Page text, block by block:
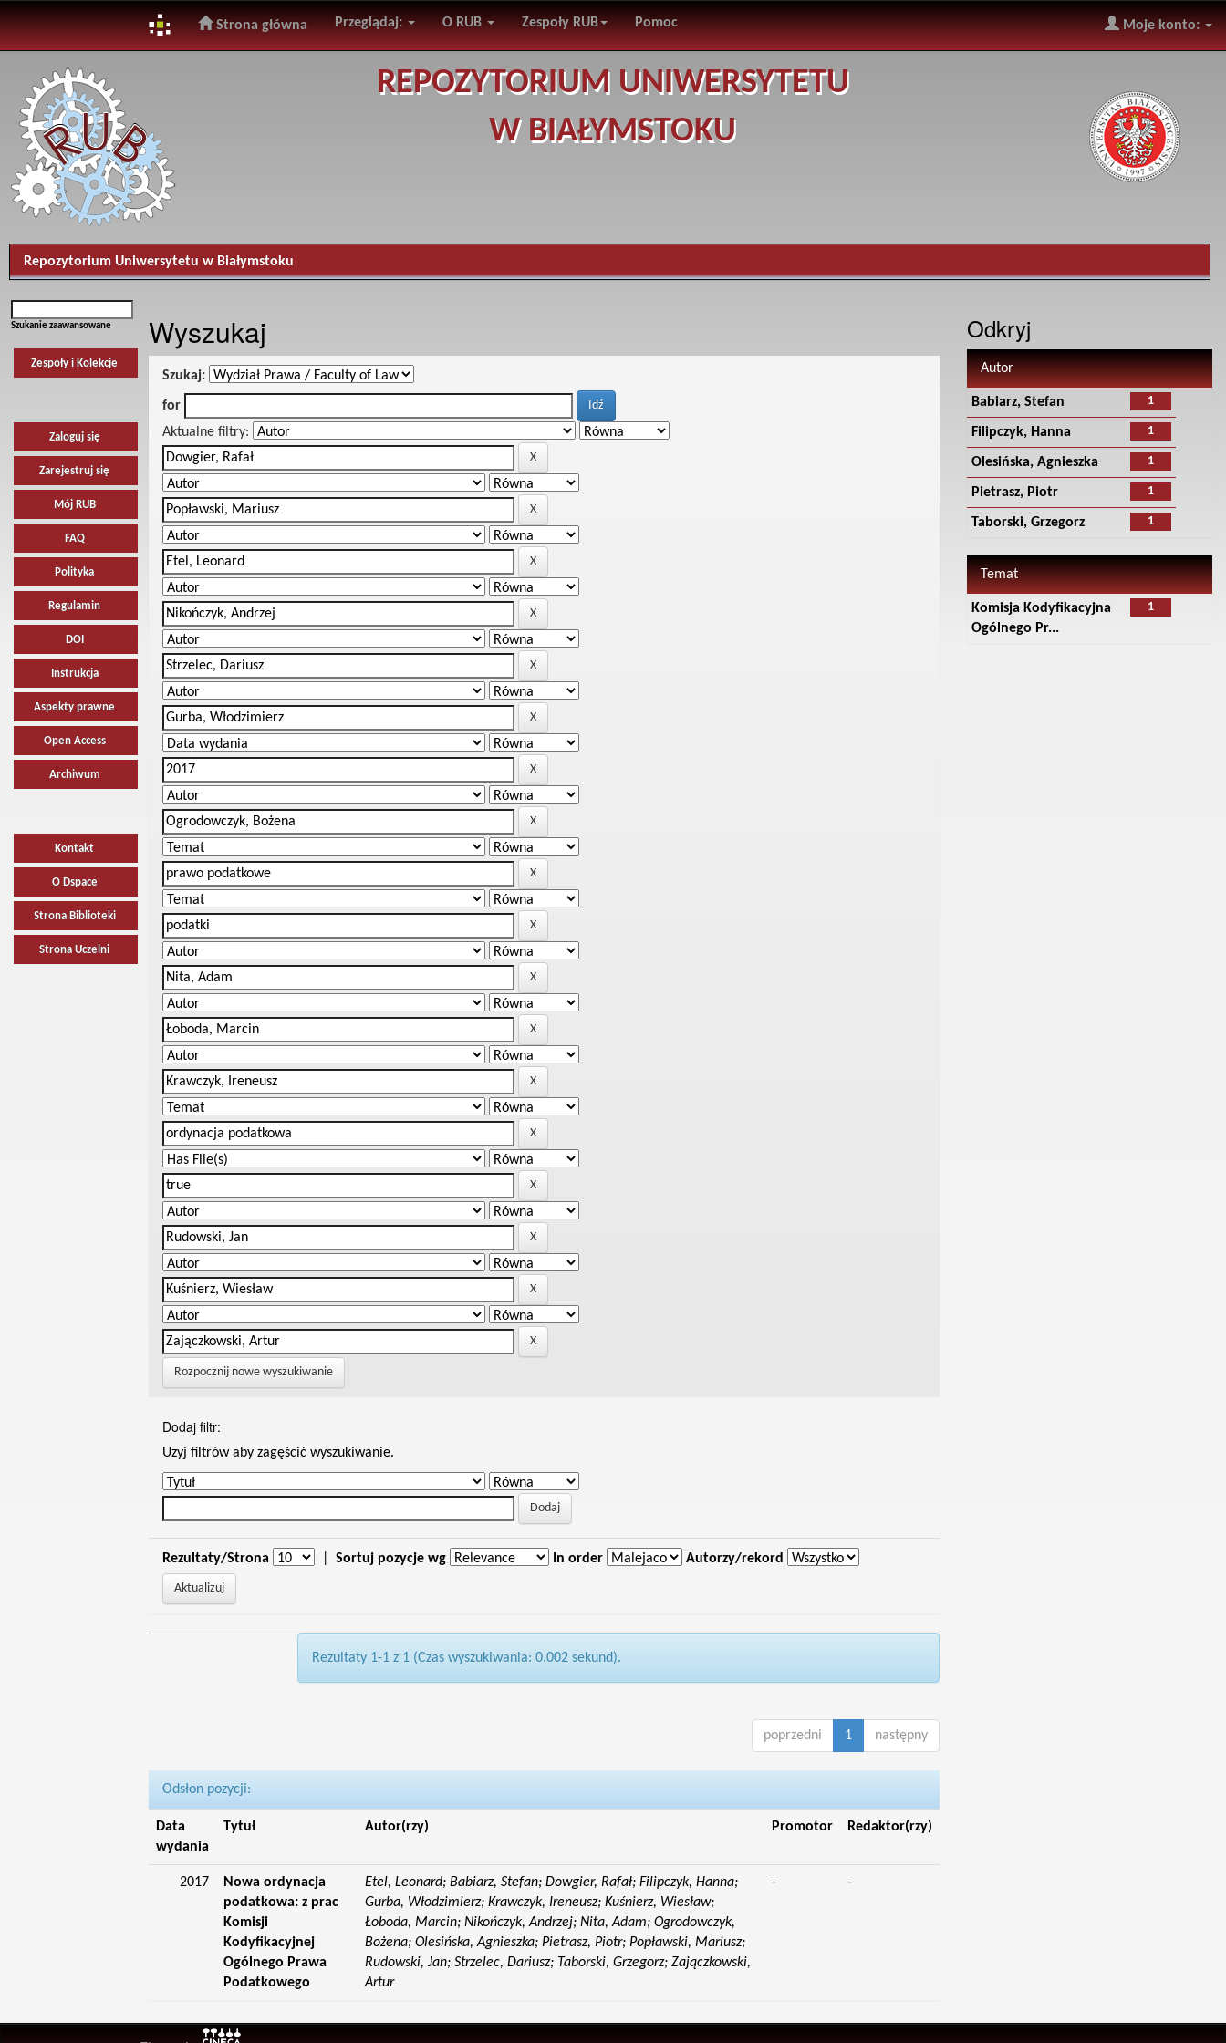
navigation
Strona główna Przeglądaj: O RUB Zespoły RUB Pomoc Moje konto:
REPOZYTORIUM UNIWERSYTETU
W BIAŁYMSTOKU
Repozytorium Uniwersytetu w Białymstoku
Szukanie zaawansowane
Zespoły i Kolekcje
Zaloguj się
Zarejestruj się
Mój RUB
FAQ
Polityka
Regulamin
DOI
Instrukcja
Aspekty prawne
Open Access
Archiwum
Kontakt
O Dspace
Strona Biblioteki
Strona Uczelni
Wyszukaj
Szukaj:
for
Aktualne filtry:
Rozpocznij nowe wyszukiwanie
Dodaj filtr:
Uzyj filtrów aby zagęścić wyszukiwanie.
Rezultaty/Strona Sortuj pozycje wg In order Autorzy/rekord
Rezultaty 1-1 z 1 (Czas wyszukiwania: 0.002 sekund).
poprzedni 1 następny
Odsłon pozycji:
Data
wydania
Tytuł Autor(rzy) Promotor Redaktor(rzy)
2017
Nowa ordynacja
podatkowa: z prac
Komisji
Kodyfikacyjnej
Ogólnego Prawa
Podatkowego
Etel, Leonard; Babiarz, Stefan; Dowgier, Rafał; Filipczyk, Hanna;
Gurba, Włodzimierz; Krawczyk, Ireneusz; Kuśnierz, Wiesław;
Łoboda, Marcin; Nikończyk, Andrzej; Nita, Adam; Ogrodowczyk,
Bożena; Olesińska, Agnieszka; Pietrasz, Piotr; Popławski, Mariusz;
Rudowski, Jan; Strzelec, Dariusz; Taborski, Grzegorz; Zajączkowski,
Artur
- -
Odkryj
Autor
1
Babiarz, Stefan
1
Filipczyk, Hanna
1
Olesińska, Agnieszka
1
Pietrasz, Piotr
1
Taborski, Grzegorz
Temat
1
Komisja Kodyfikacyjna
Ogólnego Pr...